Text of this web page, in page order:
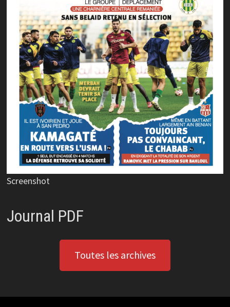
Screenshot
Journal PDF
Toutes les archives